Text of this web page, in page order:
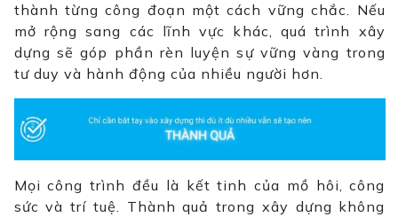
thành từng công đoạn một cách vững chắc. Nếu
mở rộng sang các lĩnh vực khác, quá trình xây
dựng sẽ góp phần rèn luyện sự vững vàng trong
tư duy và hành động của nhiều người hơn.
Mọi công trình đều là kết tinh của mồ hôi, công
sức và trí tuệ. Thành quả trong xây dựng không